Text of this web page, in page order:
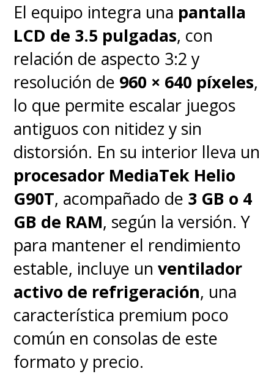
El equipo integra una pantalla
LCD de 3.5 pulgadas, con
relación de aspecto 3:2 y
resolución de 960 × 640 píxeles,
lo que permite escalar juegos
antiguos con nitidez y sin
distorsión. En su interior lleva un
procesador MediaTek Helio
G90T, acompañado de 3 GB o 4
GB de RAM, según la versión. Y
para mantener el rendimiento
estable, incluye unventilador
activo de refrigeración, una
característica premium poco
común en consolas de este
formato y precio.